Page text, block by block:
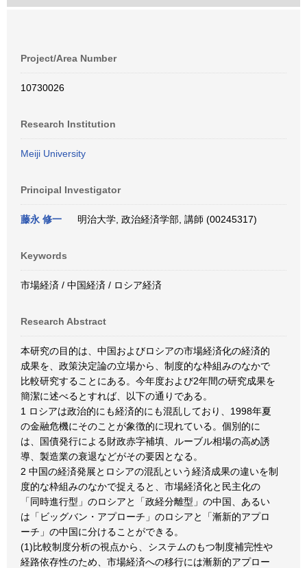
Project/Area Number
10730026
Research Institution
Meiji University
Principal Investigator
藤永 修一 明治大学, 政治経済学部, 講師 (00245317)
Keywords
市場経済 / 中国経済 / ロシア経済
Research Abstract
本研究の目的は、中国およびロシアの市場経済化の経済的
成果を、政策決定論の立場から、制度的な枠組みのなかで
比較研究することにある。今年度および2年間の研究成果を
簡潔に述べるとすれば、以下の通りである。
1 ロシアは政治的にも経済的にも混乱しており、1998年夏
の金融危機にそのことが象徴的に現れている。個別的に
は、国債発行による財政赤字補填、ルーブル相場の高め誘
導、製造業の衰退などがその要因となる。
2 中国の経済発展とロシアの混乱という経済成果の違いを制
度的な枠組みのなかで捉えると、市場経済化と民主化の
「同時進行型」のロシアと「政経分離型」の中国、あるい
は「ビッグバン・アプローチ」のロシアと「漸新的アプロ
ーチ」の中国に分けることができる。
(1)比較制度分析の視点から、システムのもつ制度補完性や
経路依存性のため、市場経済への移行には漸新的アプロー